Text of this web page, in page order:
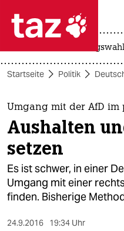
 taz
taz zahl
themen
politik
öko
gesellschaft
Startseite Politik
Umgang mit der AfD
Aushalten
setzen
Es ist schwer, in einer
Umgang mit einer
finden. Bisherige
24.9.2016 19:34 Uhr